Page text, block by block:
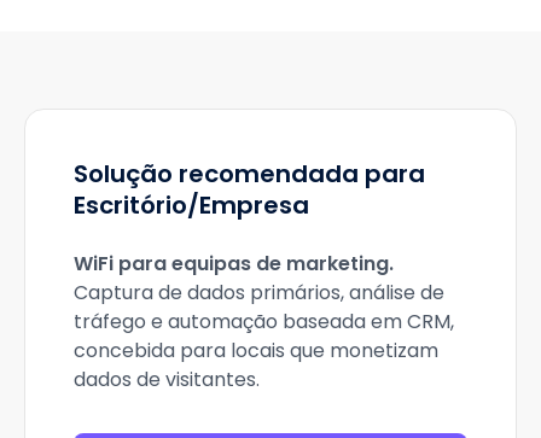
Solução recomendada para
Escritório/Empresa
WiFi para equipas de marketing.
Captura de dados primários, análise de
tráfego e automação baseada em CRM,
concebida para locais que monetizam
dados de visitantes.